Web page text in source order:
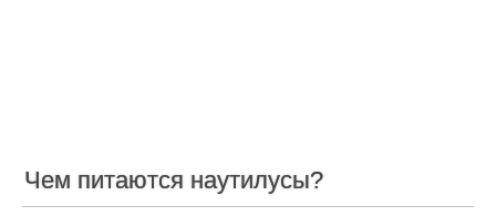
Чем питаются наутилусы?